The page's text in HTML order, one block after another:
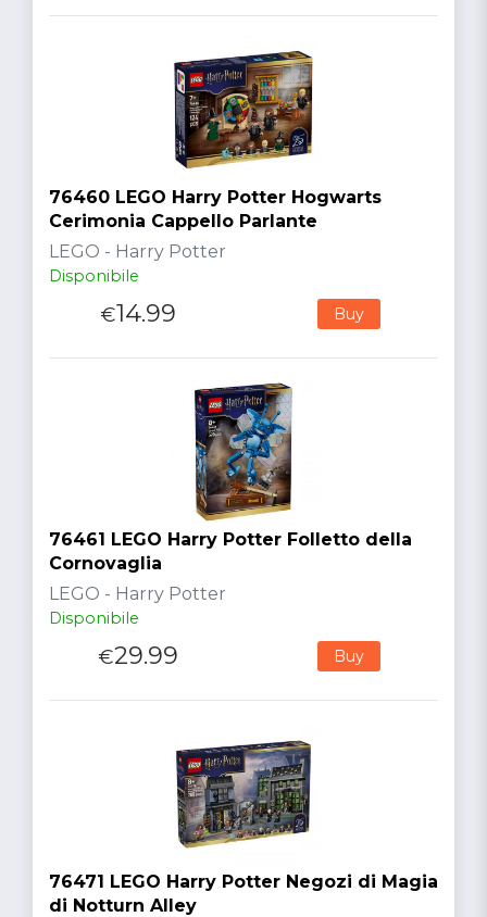
76460 LEGO Harry Potter Hogwarts
Cerimonia Cappello Parlante
LEGO - Harry Potter
Disponibile
€14.99 Buy
76461 LEGO Harry Potter Folletto della
Cornovaglia
LEGO - Harry Potter
Disponibile
€29.99 Buy
76471 LEGO Harry Potter Negozi di Magia
di Notturn Alley